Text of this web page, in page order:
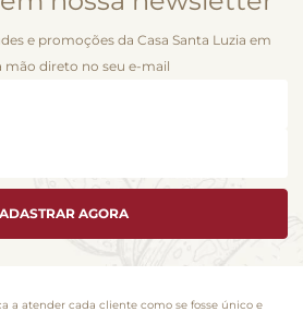
e promoções da Casa Santa Luzia em
mão direto no seu e-mail
AGORA
a atender cada cliente como se fosse único e